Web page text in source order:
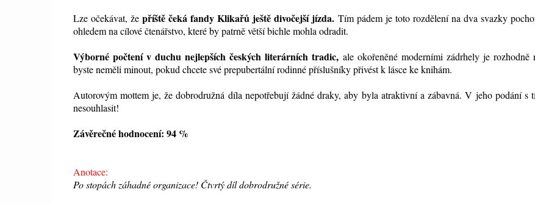
Lze očekávat, žepříště čeká fandy Klikařů ještě divočejší jízda. Tím pádem je toto rozdělení na dva svazky
ohledem na cílové čtenářstvo, které by patrně větší bichle mohla odradit.
Výborné počtení v duchu nejlepších českých literárních tradic, ale okořeněné moderními zádrhely je rozhodně
byste neměli minout, pokud chcete své prepubertální rodinné příslušníky přivést k lásce ke knihám.
Autorovým mottem je, že dobrodružná díla nepotřebují žádné draky, aby byla atraktivní a zábavná. V jeho podání s
nesouhlasit!
Závěrečné hodnocení: 94 %
Anotace:
Po stopách záhadné organizace! Čtvrtý díl dobrodružné série.